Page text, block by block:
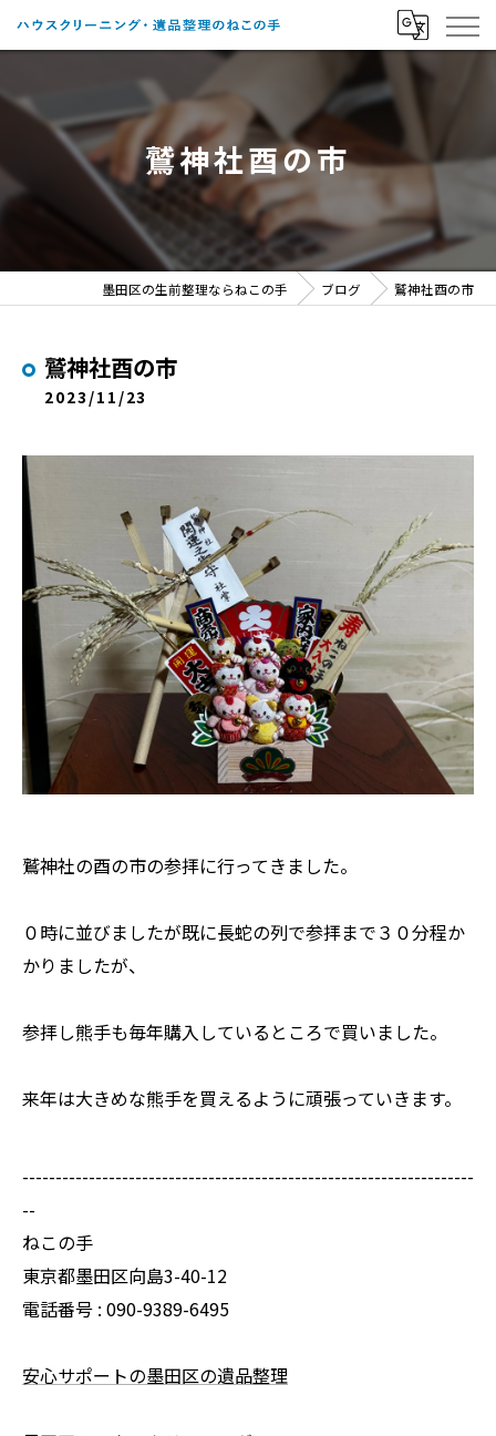
鷲神社酉の市
墨田区の生前整理ならねこの手 ブログ 鷲神社酉の市
鷲神社酉の市
2023/11/23
鷲神社の酉の市の参拝に行ってきました。
０時に並びましたが既に長蛇の列で参拝まで３０分程か
かりましたが、
参拝し熊手も毎年購入しているところで買いました。
来年は大きめな熊手を買えるように頑張っていきます。
--------------------------------------------------------------------
--
ねこの手
東京都墨田区向島3-40-12
電話番号 : 090-9389-6495
安心サポートの墨田区の遺品整理